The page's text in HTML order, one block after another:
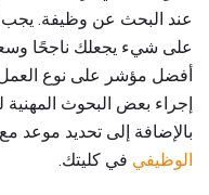
عند البحث عن وظيفة. يجب
على شيء يجعلك ناجحًا
أفضل مؤشر على نوع العمل
إجراء بعض البحوث المهنية
بالإضافة إلى تحديد
الوظيفي في كليتك.